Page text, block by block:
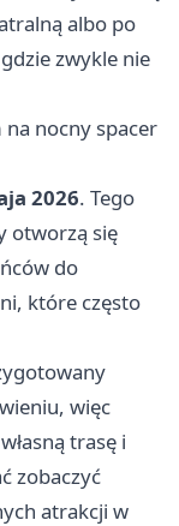
albo po
zwykle nie
nocny spacer
2026. Tego
otworzą się
do
które często
więc
trasę i
zobaczyć
atrakcji w